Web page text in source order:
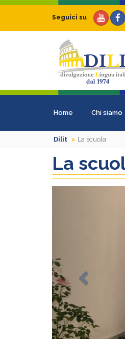
Seguici su
Home Chi siamo
Dilit La scuola
La